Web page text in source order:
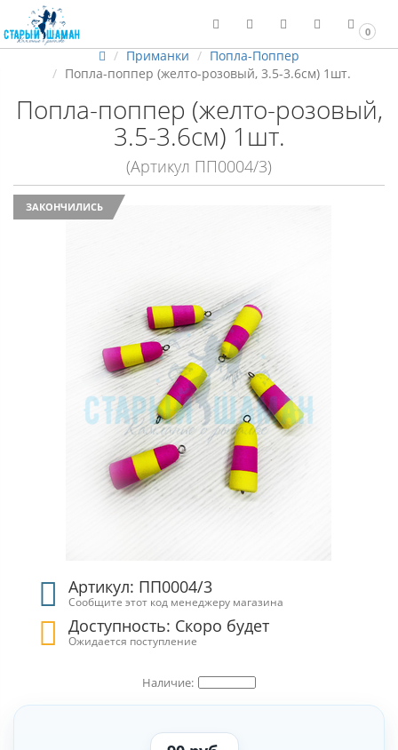
0
Приманки
Попла-Поппер
Попла-поппер (желто-розовый, 3.5-3.6см) 1шт.
Попла-поппер (желто-розовый,
3.5-3.6см) 1шт.
(Артикул ПП0004/3)
ЗАКОНЧИЛИСЬ
Артикул: ПП0004/3
Сообщите этот код менеджеру магазина
Доступность: Скоро будет
Ожидается поступление